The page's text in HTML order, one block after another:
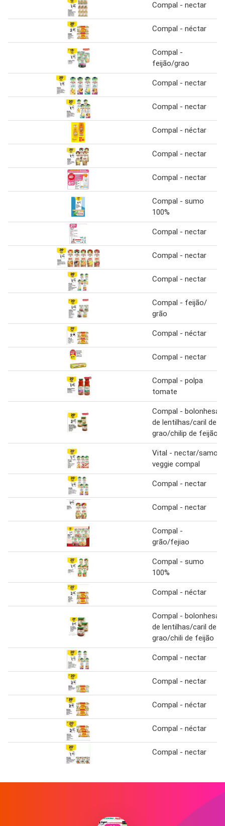
Compal - nectar
Compal - néctar
Compal -
feijão/grao
Compal - nectar
Compal - nectar
Compal - néctar
Compal - nectar
Compal - nectar
Compal - sumo
100%
Compal - nectar
Compal - nectar
Compal - nectar
Compal - feijão/
grão
Compal - néctar
Compal - nectar
Compal - polpa
tomate
Compal - bolonhesa
de lentilhas/caril de
grao/chilip de feijão
Vital - nectar/samo
veggie compal
Compal - nectar
Compal - nectar
Compal -
grão/fejiao
Compal - sumo
100%
Compal - néctar
Compal - bolonhesa
de lentilhas/caril de
grao/chili de feijão
Compal - nectar
Compal - nectar
Compal - néctar
Compal - néctar
Compal - nectar